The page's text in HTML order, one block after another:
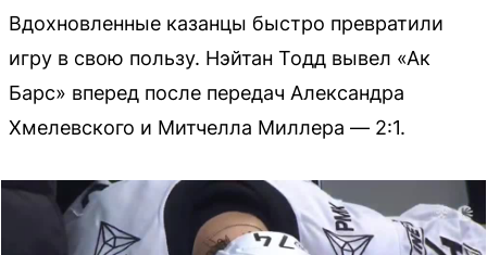
Вдохновленные казанцы быстро превратили
игру в свою пользу. Нэйтан Тодд вывел «Ак
Барс» вперед после передач Александра
Хмелевского и Митчелла Миллера — 2:1.